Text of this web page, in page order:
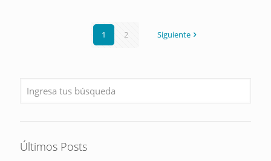
1 2 Siguiente
Últimos Posts